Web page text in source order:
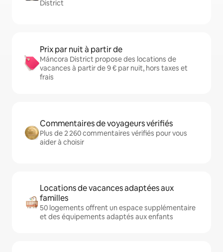
District
Prix par nuit à partir de
Máncora District propose des locations de
vacances à partir de 9 € par nuit, hors taxes et
frais
Commentaires de voyageurs vérifiés
Plus de 2 260 commentaires vérifiés pour vous
aider à choisir
Locations de vacances adaptées aux
familles
50 logements offrent un espace supplémentaire
et des équipements adaptés aux enfants